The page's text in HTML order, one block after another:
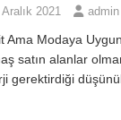
Aralık 2021 admin
Ama Modaya
satın alanlar
gerektirdiği